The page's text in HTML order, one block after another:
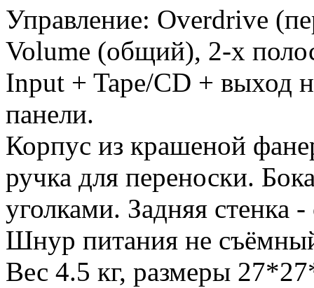
Управление: Overdrive
Volume (общий), 2-х
Input + Tape/CD + выход
панели.
Корпус из крашеной
ручка для переноски.
уголками. Задняя стенка
Шнур питания не
Вес 4.5 кг, размеры